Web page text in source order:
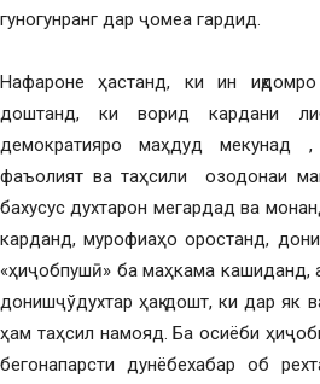
гуногунранг дар ҷомеа гардид.
Нафароне ҳастанд, ки ин
доштанд, ки ворид кардани
демократияро маҳдуд мекунад
фаъолият ва таҳсили озодонаи
бахусус духтарон мегардад ва
карданд, мурофиаҳо оростанд,
«ҳиҷобпушӣ» ба маҳкама кашиданд,
донишҷўдухтар ҳақ дошт, ки дар як
ҳам таҳсил намояд. Ба осиёби
бегонапарсти дунёбехабар об